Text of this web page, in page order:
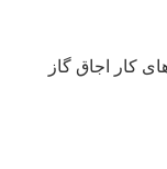
کار اجاق گاز